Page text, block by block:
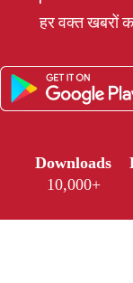
हर वक्त खबरों
Downloads
10,000+